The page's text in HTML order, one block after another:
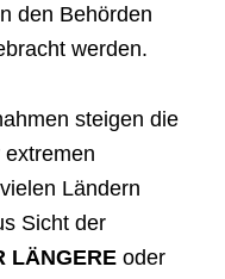
den Behörden
werden.
steigen die
Ländern
Sicht der
LÄNGERE oder